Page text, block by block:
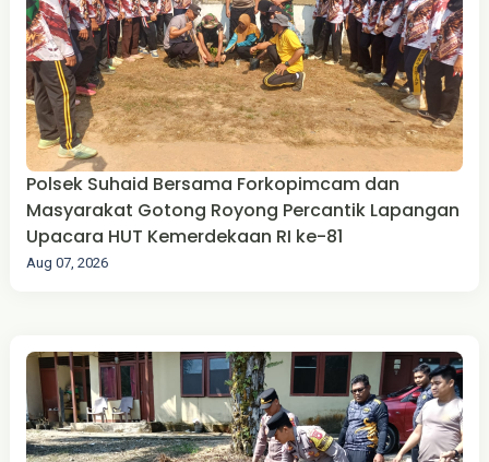
Polsek Suhaid Bersama Forkopimcam dan
Masyarakat Gotong Royong Percantik Lapangan
Upacara HUT Kemerdekaan RI ke-81
Aug 07, 2026